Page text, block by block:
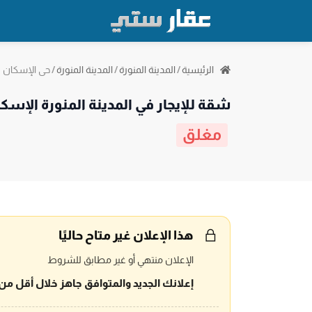
الرئيسية/المدينة المنورة/المدينة المنورة/حي الإسكان
شقة للإيجار في المدينة المنورة
مغلق
هذا الإعلان غير متاح حاليًا
الإعلان منتهي أو غير مطابق للشروط
إعلانك الجديد والمتوافق جاهز خلال أقل